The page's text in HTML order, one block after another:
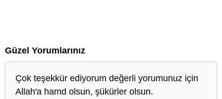
Güzel Yorumlarınız
Çok teşekkür ediyorum değerli yorumunuz için
Allah'a hamd olsun, şükürler olsun.